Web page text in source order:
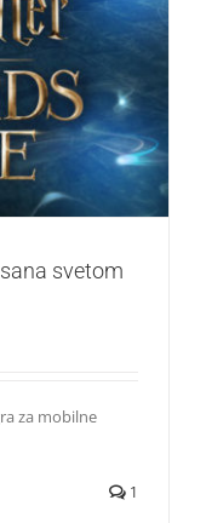
čarobnjaka
svetom
za mobilne
1